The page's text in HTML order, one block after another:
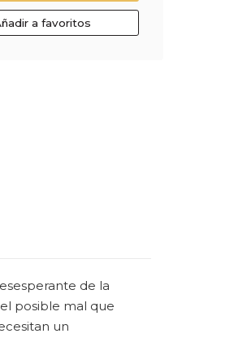
a favoritos
de la
posible mal que
un